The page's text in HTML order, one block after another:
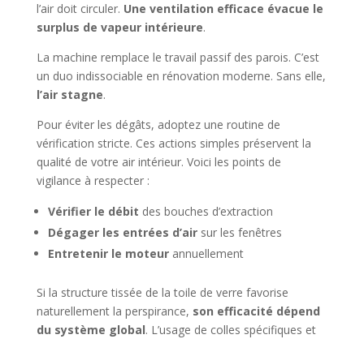
l’air doit circuler. Une ventilation efficace évacue le
surplus de vapeur intérieure.
La machine remplace le travail passif des parois. C’est
un duo indissociable en rénovation moderne. Sans elle,
l’air stagne.
Pour éviter les dégâts, adoptez une routine de
vérification stricte. Ces actions simples préservent la
qualité de votre air intérieur. Voici les points de
vigilance à respecter :
Vérifier le débit des bouches d’extraction
Dégager les entrées d’airsur les fenêtres
Entretenir le moteurannuellement
Si la structure tissée de la toile de verre favorise
naturellement la perspirance, son efficacité dépend
du système global. L’usage de colles spécifiques et